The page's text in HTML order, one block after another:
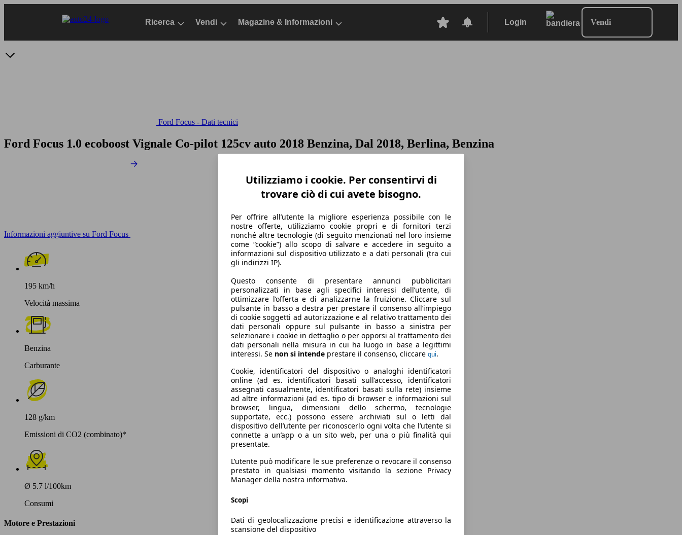
Ricerca Vendi Magazine & Informazioni Login Vendi
Ford Focus - Dati tecnici
Ford Focus 1.0 ecoboost Vignale Co-pilot 125cv auto 2018 Benzina, Dal 2018, Berlina, Benzina
Informazioni aggiuntive su Ford Focus
195 km/h
Velocità massima
Benzina
Carburante
128 g/km
Emissioni di CO2 (combinato)*
Ø 5.7 l/100km
Consumi
Motore e Prestazioni
Utilizziamo i cookie. Per consentirvi di
trovare ciò di cui avete bisogno.
Per offrire all’utente la migliore esperienza possibile con le
nostre offerte, utilizziamo cookie propri e di fornitori terzi
nonché altre tecnologie (di seguito menzionati nel loro insieme
come “cookie”) allo scopo di salvare e accedere in seguito a
informazioni sul dispositivo utilizzato e a dati personali (tra cui
gli indirizzi IP).
Questo consente di presentare annunci pubblicitari
personalizzati in base agli specifici interessi dell’utente, di
ottimizzare l’offerta e di analizzarne la fruizione. Cliccare sul
pulsante in basso a destra per prestare il consenso all’impiego
di cookie soggetti ad autorizzazione e al relativo trattamento dei
dati personali oppure sul pulsante in basso a sinistra per
selezionare i cookie in dettaglio o per opporsi al trattamento dei
dati personali nella misura in cui ha luogo in base a legittimi
interessi. Se non si intende prestare il consenso, cliccare qui.
Cookie, identificatori del dispositivo o analoghi identificatori
online (ad es. identificatori basati sull’accesso, identificatori
assegnati casualmente, identificatori basati sulla rete) insieme
ad altre informazioni (ad es. tipo di browser e informazioni sul
browser, lingua, dimensioni dello schermo, tecnologie
supportate, ecc.) possono essere archiviati sul o letti dal
dispositivo dell’utente per riconoscerlo ogni volta che l’utente si
connette a un’app o a un sito web, per una o più finalità qui
presentate.
L’utente può modificare le sue preferenze o revocare il consenso
prestato in qualsiasi momento visitando la sezione Privacy
Manager della nostra informativa.
Scopi
Dati di geolocalizzazione precisi e identificazione attraverso la
scansione del dispositivo